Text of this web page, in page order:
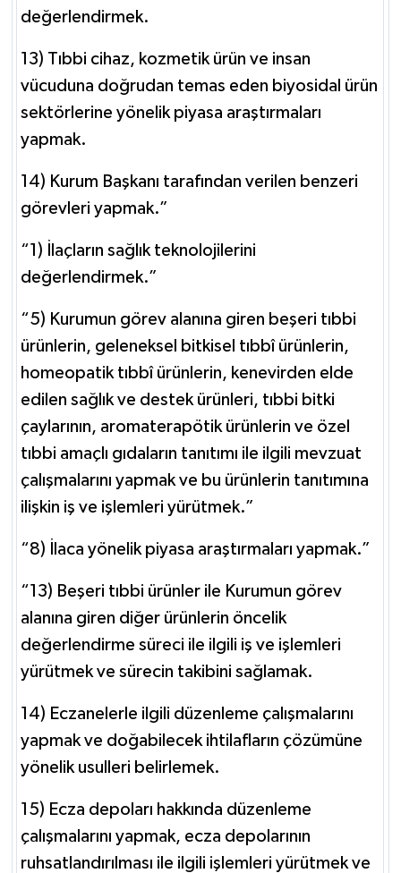
değerlendirmek.
13) Tıbbi cihaz, kozmetik ürün ve insan
vücuduna doğrudan temas eden biyosidal ürün
sektörlerine yönelik piyasa araştırmaları
yapmak.
14) Kurum Başkanı tarafından verilen benzeri
görevleri yapmak.”
“1) İlaçların sağlık teknolojilerini
değerlendirmek.”
“5) Kurumun görev alanına giren beşeri tıbbi
ürünlerin, geleneksel bitkisel tıbbî ürünlerin,
homeopatik tıbbî ürünlerin, kenevirden elde
edilen sağlık ve destek ürünleri, tıbbi bitki
çaylarının, aromaterapötik ürünlerin ve özel
tıbbi amaçlı gıdaların tanıtımı ile ilgili mevzuat
çalışmalarını yapmak ve bu ürünlerin tanıtımına
ilişkin iş ve işlemleri yürütmek.”
“8) İlaca yönelik piyasa araştırmaları yapmak.”
“13) Beşeri tıbbi ürünler ile Kurumun görev
alanına giren diğer ürünlerin öncelik
değerlendirme süreci ile ilgili iş ve işlemleri
yürütmek ve sürecin takibini sağlamak.
14) Eczanelerle ilgili düzenleme çalışmalarını
yapmak ve doğabilecek ihtilafların çözümüne
yönelik usulleri belirlemek.
15) Ecza depoları hakkında düzenleme
çalışmalarını yapmak, ecza depolarının
ruhsatlandırılması ile ilgili işlemleri yürütmek ve